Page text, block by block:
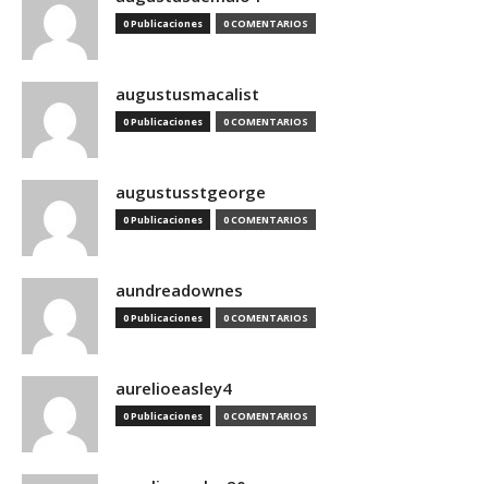
0 Publicaciones 0 COMENTARIOS
augustusmacalist
0 Publicaciones 0 COMENTARIOS
augustusstgeorge
0 Publicaciones 0 COMENTARIOS
aundreadownes
0 Publicaciones 0 COMENTARIOS
aurelioeasley4
0 Publicaciones 0 COMENTARIOS